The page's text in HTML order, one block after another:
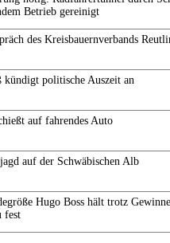
Betrieb gereinigt
des Kreisbauernverbands
kündigt politische Auszeit an
auf fahrendes Auto
auf der Schwäbischen Alb
Hugo Boss hält trotz
fest